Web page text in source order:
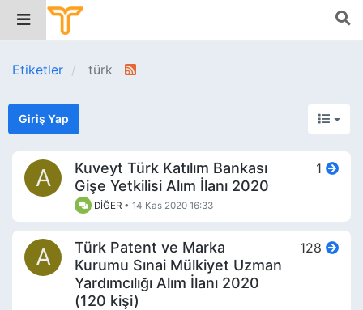
Etiketler türk
Giriş Yap
A
Kuveyt Türk Katılım Bankası
Gişe Yetkilisi Alım İlanı 2020
DİĞER •14 Kas 2020 16:33
1
A
Türk Patent ve Marka
Kurumu Sınai Mülkiyet Uzman
Yardımcılığı Alım İlanı 2020
(120 kişi)
128